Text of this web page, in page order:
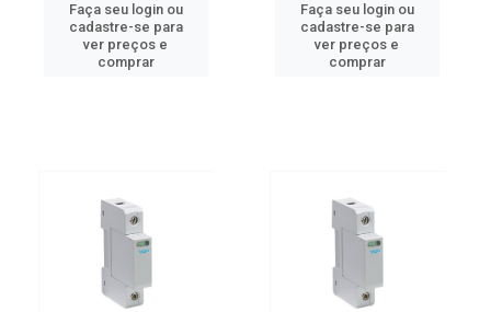
Faça seu login ou
cadastre-se para
ver preços e
comprar
Faça seu login ou
cadastre-se para
ver preços e
comprar